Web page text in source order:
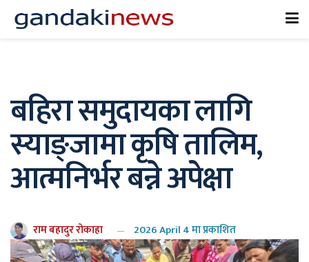
बहिरा समुदायका लागि
स्याङ्जामा कृषि तालिम,
आत्मनिर्भर बन्ने अपेक्षा
राम बहादुर रोकाहा 2026 April 4 मा प्रकाशित